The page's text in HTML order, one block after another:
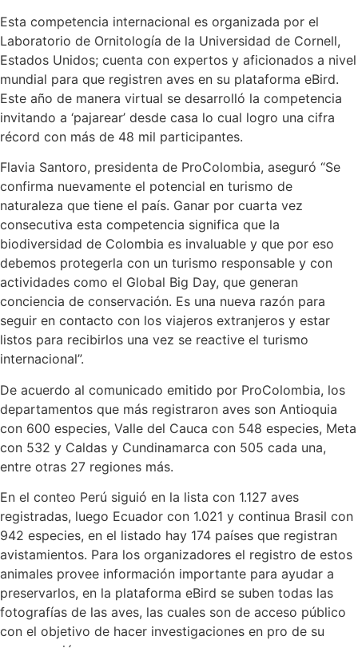
Esta competencia internacional es organizada por el
Laboratorio de Ornitología de la Universidad de Cornell,
Estados Unidos; cuenta con expertos y aficionados a nivel
mundial para que registren aves en su plataforma eBird.
Este año de manera virtual se desarrolló la competencia
invitando a ‘pajarear’ desde casa lo cual logro una cifra
récord con más de 48 mil participantes.
Flavia Santoro, presidenta de ProColombia, aseguró “Se
confirma nuevamente el potencial en turismo de
naturaleza que tiene el país. Ganar por cuarta vez
consecutiva esta competencia significa que la
biodiversidad de Colombia es invaluable y que por eso
debemos protegerla con un turismo responsable y con
actividades como el Global Big Day, que generan
conciencia de conservación. Es una nueva razón para
seguir en contacto con los viajeros extranjeros y estar
listos para recibirlos una vez se reactive el turismo
internacional”.
De acuerdo al comunicado emitido por ProColombia, los
departamentos que más registraron aves son Antioquia
con 600 especies, Valle del Cauca con 548 especies, Meta
con 532 y Caldas y Cundinamarca con 505 cada una,
entre otras 27 regiones más.
En el conteo Perú siguió en la lista con 1.127 aves
registradas, luego Ecuador con 1.021 y continua Brasil con
942 especies, en el listado hay 174 países que registran
avistamientos. Para los organizadores el registro de estos
animales provee información importante para ayudar a
preservarlos, en la plataforma eBird se suben todas las
fotografías de las aves, las cuales son de acceso público
con el objetivo de hacer investigaciones en pro de su